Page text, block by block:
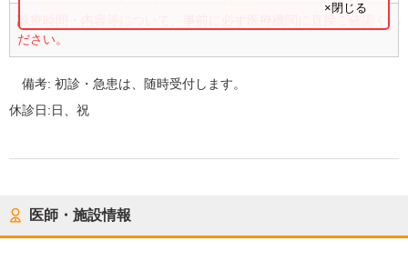
診療時間・内容等について、事前に必ず医療機関に直接ご確認く
ださい。
×閉じる
備考:初診・急患は、随時受付します。
休診日:日、祝
医師・施設情報